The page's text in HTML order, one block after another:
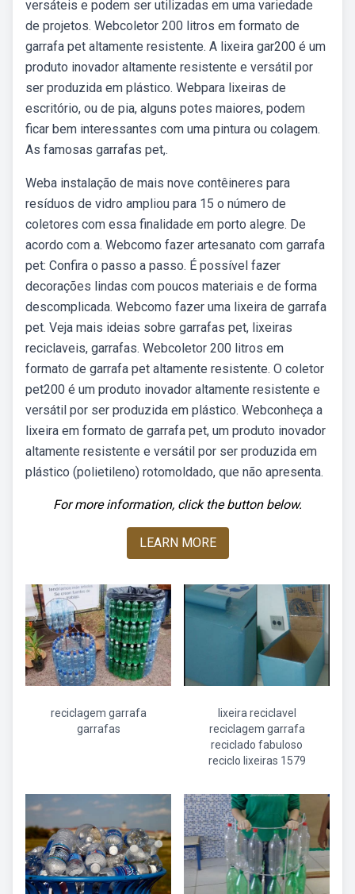
versáteis e podem ser utilizadas em uma variedade
de projetos. Webcoletor 200 litros em formato de
garrafa pet altamente resistente. A lixeira gar200 é um
produto inovador altamente resistente e versátil por
ser produzida em plástico. Webpara lixeiras de
escritório, ou de pia, alguns potes maiores, podem
ficar bem interessantes com uma pintura ou colagem.
As famosas garrafas pet,.
Weba instalação de mais nove contêineres para
resíduos de vidro ampliou para 15 o número de
coletores com essa finalidade em porto alegre. De
acordo com a. Webcomo fazer artesanato com garrafa
pet: Confira o passo a passo. É possível fazer
decorações lindas com poucos materiais e de forma
descomplicada. Webcomo fazer uma lixeira de garrafa
pet. Veja mais ideias sobre garrafas pet, lixeiras
reciclaveis, garrafas. Webcoletor 200 litros em
formato de garrafa pet altamente resistente. O coletor
pet200 é um produto inovador altamente resistente e
versátil por ser produzida em plástico. Webconheça a
lixeira em formato de garrafa pet, um produto inovador
altamente resistente e versátil por ser produzida em
plástico (polietileno) rotomoldado, que não apresenta.
For more information, click the button below.
LEARN MORE
reciclagem garrafa
garrafas
lixeira reciclavel
reciclagem garrafa
reciclado fabuloso
reciclo lixeiras 1579